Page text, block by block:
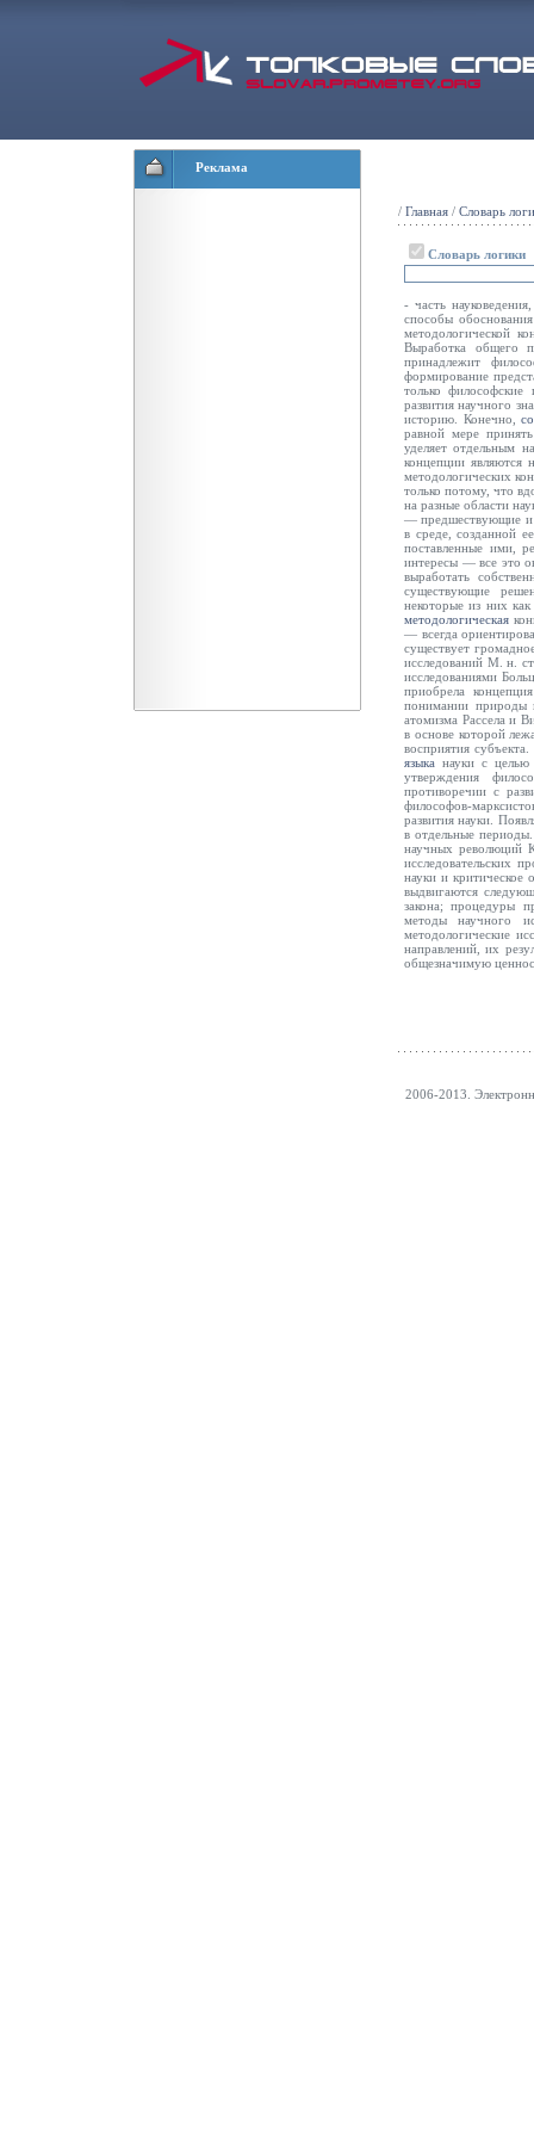
Реклама
/ Главная / Словарь
Словарь логики
- часть
способы
методологической
Выработка общего
принадлежит
формирование
только
развития научного
историю. Конечно,
равной мере
уделяет отдельным
концепции
методологических
только потому, что
на разные области
— предшествующие и
в сре­де, созданной
поставленные ими,
интересы — все это
выработать
существующие
некоторые из них
методологическая
— всегда
существует
исследований М. н.
исследованиями
приобрела
понимании природы
атомизма Рассела и
в основе которой
вос­приятия
языка науки с целью
утверждения
противоречии с
философов-
развития науки.
в отдель­ные
научных революций
исследовательских
науки и критическое
выдвигаются
закона; процедуры
методы научного
методологические
направлений, их
общезначимую
2006-2013.